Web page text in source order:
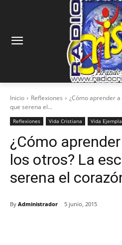
Inicio Reflexiones
¿Cómo aprender
que serena el...
Reflexiones Vida Cristiana Vida
¿Cómo
los otros? La
serena el
By Administrador 5 junio, 2015